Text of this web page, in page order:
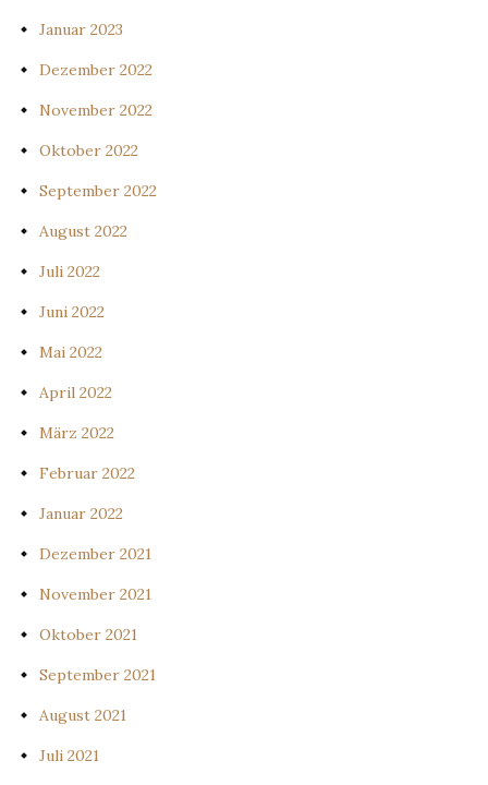
Januar 2023
Dezember 2022
November 2022
Oktober 2022
September 2022
August 2022
Juli 2022
Juni 2022
Mai 2022
April 2022
März 2022
Februar 2022
Januar 2022
Dezember 2021
November 2021
Oktober 2021
September 2021
August 2021
Juli 2021